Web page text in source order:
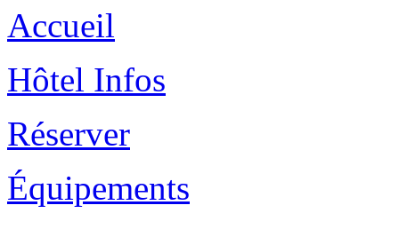
Accueil
Hôtel Infos
Réserver
Équipements